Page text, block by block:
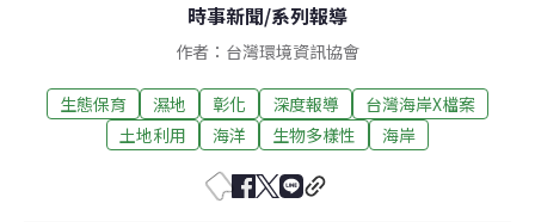
時事新聞/系列報導
作者：台灣環境資訊協會
生態保育 濕地 彰化 深度報導
台灣海岸X檔案
土地利用
海洋 生物多樣性 海岸